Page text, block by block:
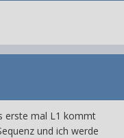
erste mal L1 kommt
und ich werde